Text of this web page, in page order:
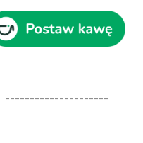
---------------------